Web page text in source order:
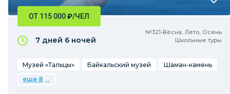
№321•Весна, Лето, Осень
Школьные туры
ОТ 115 000₽/ЧЕЛ
7 дней 6 ночей
Музей «Тальцы» Байкальский музей
Шаман-камень
еще 8